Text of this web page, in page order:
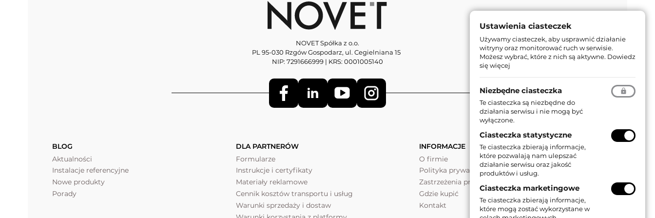
NOVET Spółka z o.o.
PL 95-030 Rzgów Gospodarz, ul. Cegielniana 15
NIP: 7291666999 | KRS: 0001005140
BLOG
Aktualności
Instalacje referencyjne
Nowe produkty
Porady
DLA PARTNERÓW
Formularze
Instrukcje i certyfikaty
Materiały reklamowe
Cennik kosztów transportu i usług
Warunki sprzedaży i dostaw
INFORMACJE
O firmie
Polityka prywatności
Zastrzeżenia prawne
Gdzie kupić
Kontakt
Ustawienia ciasteczek
Używamy ciasteczek, aby usprawnić działanie
witryny oraz monitorować ruch w serwisie.
Możesz wybrać, które z nich są aktywne. Dowiedz
się więcej
Niezbędne ciasteczka
Te ciasteczka są niezbędne do
działania serwisu i nie mogą być
wyłączone.
Ciasteczka statystyczne
Te ciasteczka zbierają informacje,
które pozwalają nam ulepszać
działanie serwisu oraz jakość
produktów i usług.
Ciasteczka marketingowe
Te ciasteczka zbierają informacje,
które mogą zostać wykorzystane w